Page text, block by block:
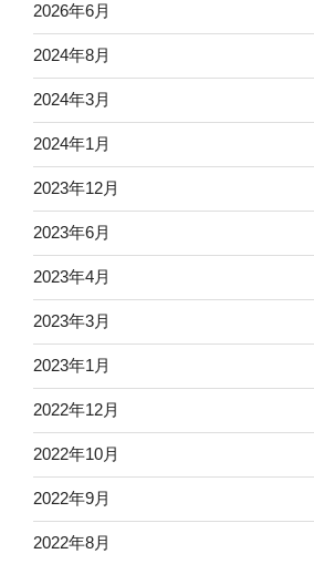
2026年6月
2024年8月
2024年3月
2024年1月
2023年12月
2023年6月
2023年4月
2023年3月
2023年1月
2022年12月
2022年10月
2022年9月
2022年8月